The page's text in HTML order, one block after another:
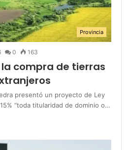
Provincia
0 163
compra de tierras
presentó un proyecto de Ley
“toda titularidad de dominio o…